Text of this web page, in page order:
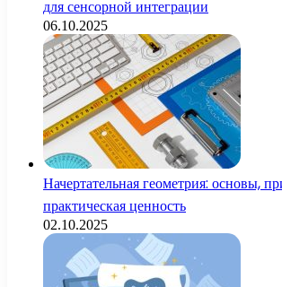
для сенсорной интеграции
06.10.2025
Начертательная геометрия: основы,
практическая ценность
02.10.2025